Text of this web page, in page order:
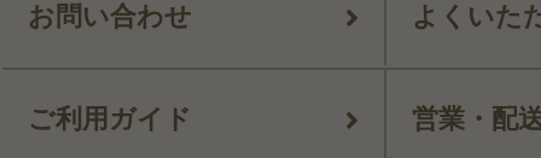
お問い合わせ よくいた
ご利用ガイド 営業・配